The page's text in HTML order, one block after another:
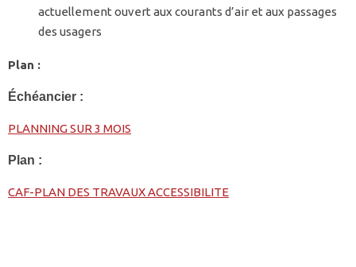
actuellement ouvert aux courants d’air et aux passages
des usagers
Plan :
Échéancier :
PLANNING SUR 3 MOIS
Plan :
CAF-PLAN DES TRAVAUX ACCESSIBILITE